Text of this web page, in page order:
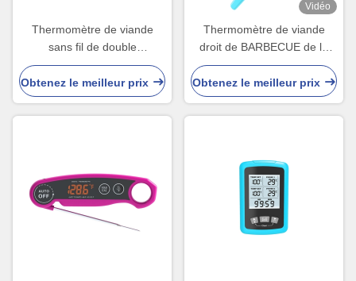
Thermomètre de viande
sans fil de double
BARBECUE de la sonde
SS304 facile à griller
Obtenez le meilleur prix
Vidéo
Thermomètre de viande
droit de BARBECUE de la
sonde IP66 pour la cuisson
de nourriture de Kictchen
Obtenez le meilleur prix